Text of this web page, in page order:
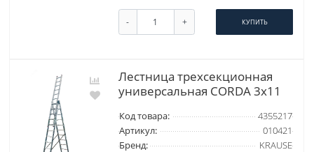
- + КУПИТЬ
Лестница трехсекционная
универсальная CORDA 3х11
Код товара:
4355217
Артикул:
010421
Бренд:
KRAUSE